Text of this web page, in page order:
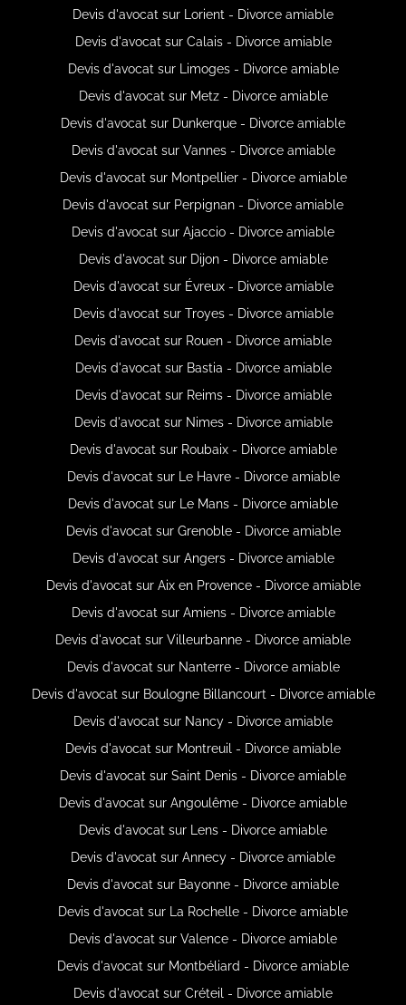
Devis d'avocat sur Lorient - Divorce amiable
Devis d'avocat sur Calais - Divorce amiable
Devis d'avocat sur Limoges - Divorce amiable
Devis d'avocat sur Metz - Divorce amiable
Devis d'avocat sur Dunkerque - Divorce amiable
Devis d'avocat sur Vannes - Divorce amiable
Devis d'avocat sur Montpellier - Divorce amiable
Devis d'avocat sur Perpignan - Divorce amiable
Devis d'avocat sur Ajaccio - Divorce amiable
Devis d'avocat sur Dijon - Divorce amiable
Devis d'avocat sur Évreux - Divorce amiable
Devis d'avocat sur Troyes - Divorce amiable
Devis d'avocat sur Rouen - Divorce amiable
Devis d'avocat sur Bastia - Divorce amiable
Devis d'avocat sur Reims - Divorce amiable
Devis d'avocat sur Nimes - Divorce amiable
Devis d'avocat sur Roubaix - Divorce amiable
Devis d'avocat sur Le Havre - Divorce amiable
Devis d'avocat sur Le Mans - Divorce amiable
Devis d'avocat sur Grenoble - Divorce amiable
Devis d'avocat sur Angers - Divorce amiable
Devis d'avocat sur Aix en Provence - Divorce amiable
Devis d'avocat sur Amiens - Divorce amiable
Devis d'avocat sur Villeurbanne - Divorce amiable
Devis d'avocat sur Nanterre - Divorce amiable
Devis d'avocat sur Boulogne Billancourt - Divorce amiable
Devis d'avocat sur Nancy - Divorce amiable
Devis d'avocat sur Montreuil - Divorce amiable
Devis d'avocat sur Saint Denis - Divorce amiable
Devis d'avocat sur Angoulême - Divorce amiable
Devis d'avocat sur Lens - Divorce amiable
Devis d'avocat sur Annecy - Divorce amiable
Devis d'avocat sur Bayonne - Divorce amiable
Devis d'avocat sur La Rochelle - Divorce amiable
Devis d'avocat sur Valence - Divorce amiable
Devis d'avocat sur Montbéliard - Divorce amiable
Devis d'avocat sur Créteil - Divorce amiable